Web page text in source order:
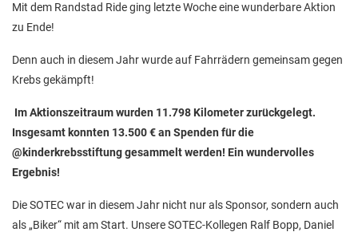
Mit dem Randstad Ride ging letzte Woche eine wunderbare Aktion
zu Ende!
Denn auch in diesem Jahr wurde auf Fahrrädern gemeinsam gegen
Krebs gekämpft!
Im Aktionszeitraum wurden 11.798 Kilometer zurückgelegt.
Insgesamt konnten 13.500 € an Spenden für die
@‌kinderkrebsstiftung gesammelt werden! Ein wundervolles
Ergebnis!
Die SOTEC war in diesem Jahr nicht nur als Sponsor, sondern auch
als „Biker“ mit am Start. Unsere SOTEC-Kollegen Ralf Bopp, Daniel